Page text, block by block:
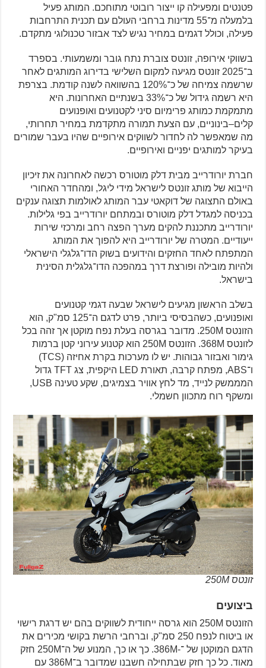
פטנטים ומפעילה קו ייצור רובוטי מתוחכם. המותג פעיל
בלמעלה מ־55 מדינות ברחבי העולם עם תכנית התרחבות
פעילה, וכולל דגמים במחיר נגיש לצד אבזור טכנולוגי מתקדם.
בשווקי אירופה, זונטס צוברת נתח גובר ומשמעותי. בספרד
ב־2025 זונטס מגיעה למקום השלישי בדירוג המותגים לאחר
שרשמה צמיחה של כ־120% בהשוואה לשנה קודמת. בצרפת
היא רשמה גידול של כ־33% בשנתיים האחרונות. היא
מתמקמת כמותג פרימיום סיני לקטנועים ואופנועים
קלים–בינוניים, עם הצעת תמורה מתקדמת במחיר תחרותי,
מה שמאפשר לה לחדור לשווקים אירופיים שהיו בעבר שמורים
בעיקר למותגים יפניים ואירופיים.
חברת יורודרייב מבית דלק מוטורס רכשה לאחרונה את זיכיון
הייבוא של מותג זונטס לישראל מידי ליגל, ומהחדר האחורי
באולם התצוגה של דוקאטי עבר המותג לאולמות תצוגה ענקים
בכניסה למגדל דלק מוטורס ובמתחם יורודרייב בפי גלילות.
יורודרייב מתכננת להקים מערך הפצה רחב ומרכזי שירות
ייעודיים. המטרה של יורודרייב היא להפוך את המותג
המתפתח לאחד החזקים והידועים בשוק הדו־גלגלי הישראלי
ולהיות מובילה ופורצת דרך במהפכה הדו־גלגלית הסינית
בישראל.
בשלב הראשון מגיעים לישראל שבעה דגמי קטנועים
ואופנועים, כשהבסיסי ביותר, פרט לדגם ה־125 סמ"ק, הוא
הזונטס 250M. מדובר בגרסה בעלת נפח מוקטן אך זהה בכל
לזונטס 368M. הזונטס 250M הוא קטנוע עירוני קטן ברמות
גימור ואבזור גבוהות. יש לו מערכות בקרת אחיזה (TCS)
ו־ABS, מפתח קרבה, תאורת LED היקפית, צג TFT גדול
המממשק לנייד, מד לחץ אוויר בצמיגים, שקע טעינה USB,
ומשקף רוח מתכוון חשמלי.
זונטס 250M
ביצועים
הזונטס 250M הוא גרסה ייחודית לשווקים בהם יש דרגת רישוי
או ביטוח לנפח 250 סמ"ק, וברחבי הרשת בקושי מכירים את
הדגם המוקטן של ־-386M. כך או כך, המנוע של ה־250M חזק
מאוד. כל כך חזק שבתחילה חשבנו שמדובר ב־386M עם